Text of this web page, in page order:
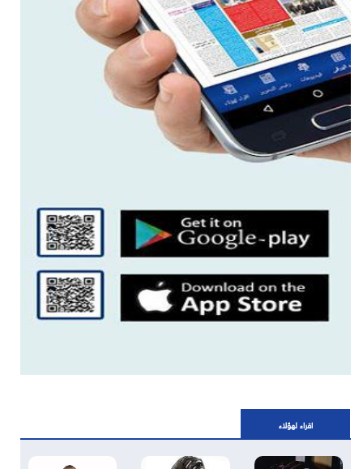
اقراء لهؤلاء